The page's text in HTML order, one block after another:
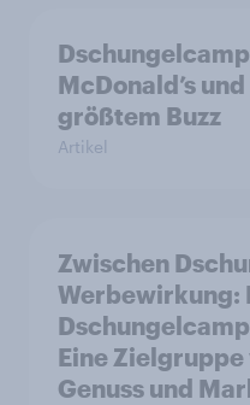
McDonald’s
größtem Buzz
Artikel
Zwischen
Werbewirkung:
Eine
Genuss und